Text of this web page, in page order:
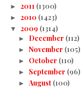
► 2011 (1300)
► 2010 (1423)
▼ 2009 (1314)
► December (112)
► November (105)
► October (110)
► September (96)
► August (100)